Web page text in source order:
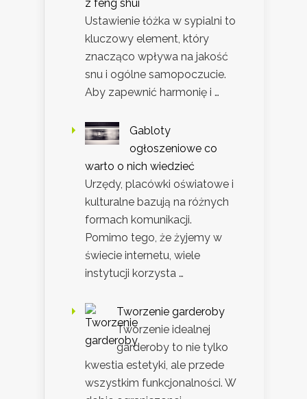
z feng shui
Ustawienie łóżka w sypialni to
kluczowy element, który
znacząco wpływa na jakość
snu i ogólne samopoczucie.
Aby zapewnić harmonię i …
Gabloty
ogłoszeniowe co
warto o nich wiedzieć
Urzędy, placówki oświatowe i
kulturalne bazują na różnych
formach komunikacji.
Pomimo tego, że żyjemy w
świecie internetu, wiele
instytucji korzysta …
Tworzenie garderoby
Tworzenie idealnej
garderoby to nie tylko
kwestia estetyki, ale przede
wszystkim funkcjonalności. W